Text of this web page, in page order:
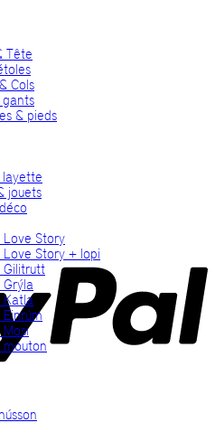
Tête
Cols
gants
& pieds
layette
jouets
Love Story
Love Story + lopi
Gilitrutt
Katla
mouton